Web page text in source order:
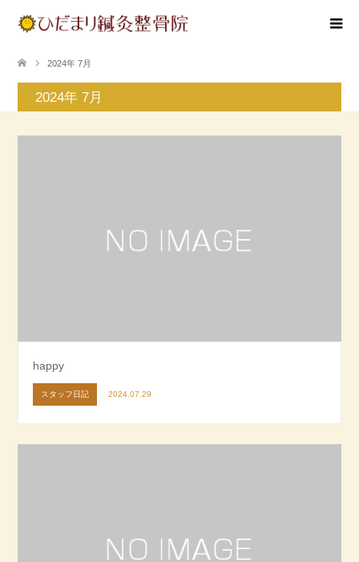
2024年 7月
2024年 7月
happy
スタッフ日記 2024.07.29